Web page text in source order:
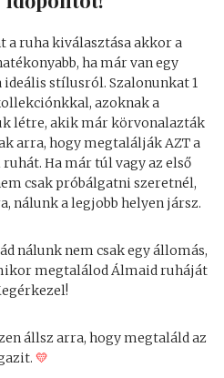
a ruha kiválasztása akkor a
ha már van egy
ideális stílusról. Szalonunkat 1
azoknak a
létre, akik már körvonalazták
arra, hogy megtalálják AZT a
Ha már túl vagy az első
csak próbálgatni szeretnél,
nálunk a legjobb helyen jársz.
nálunk nem csak egy állomás,
megtalálod Álmaid ruháját
állsz arra, hogy megtaláld az
💛